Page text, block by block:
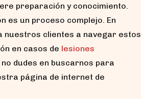
preparación y conocimiento.
es un proceso complejo. En
nuestros clientes a navegar estos
en casos de lesiones
dudes en buscarnos para
página de internet de